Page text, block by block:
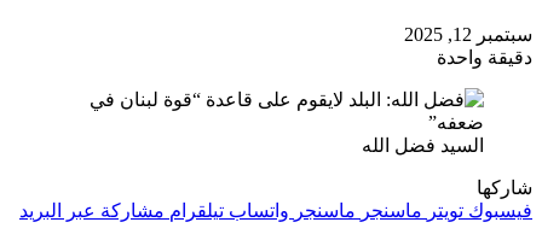
سبتمبر 12, 2025
دقيقة واحدة
السيد فضل الله
شاركها
فيسبوك تويتر ماسنجر ماسنجر واتساب تيلقرام مشاركة عبر البريد